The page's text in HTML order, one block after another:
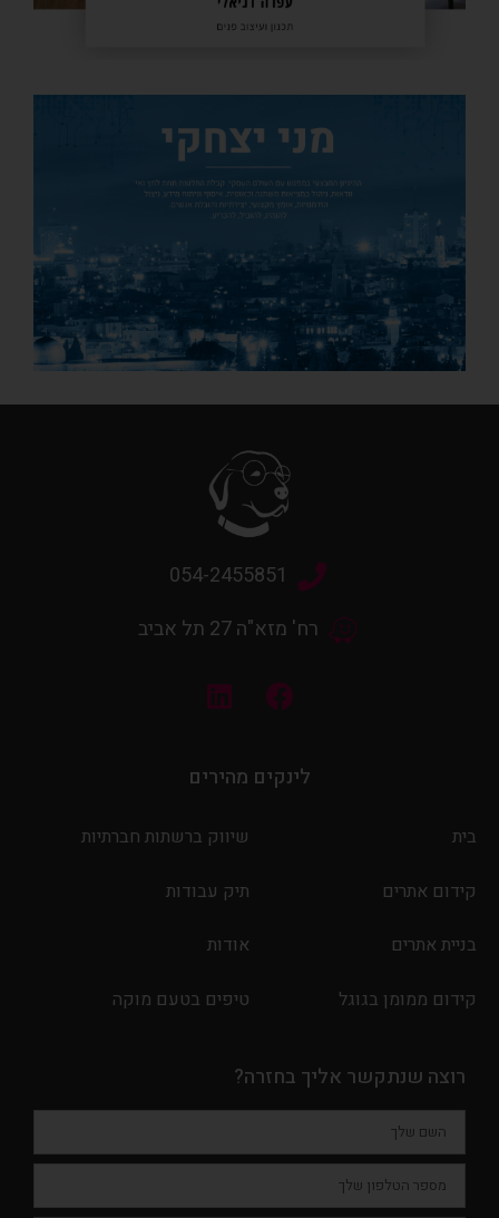
054-2455851
רח' מזא"ה 27 תל אביב
לינקים מהירים
בית
קידום אתרים
בניית אתרים
קידום ממומן בגוגל
שיווק ברשתות חברתיות
תיק עבודות
אודות
טיפים בטעם מוקה
רוצה שנתקשר אליך בחזרה?